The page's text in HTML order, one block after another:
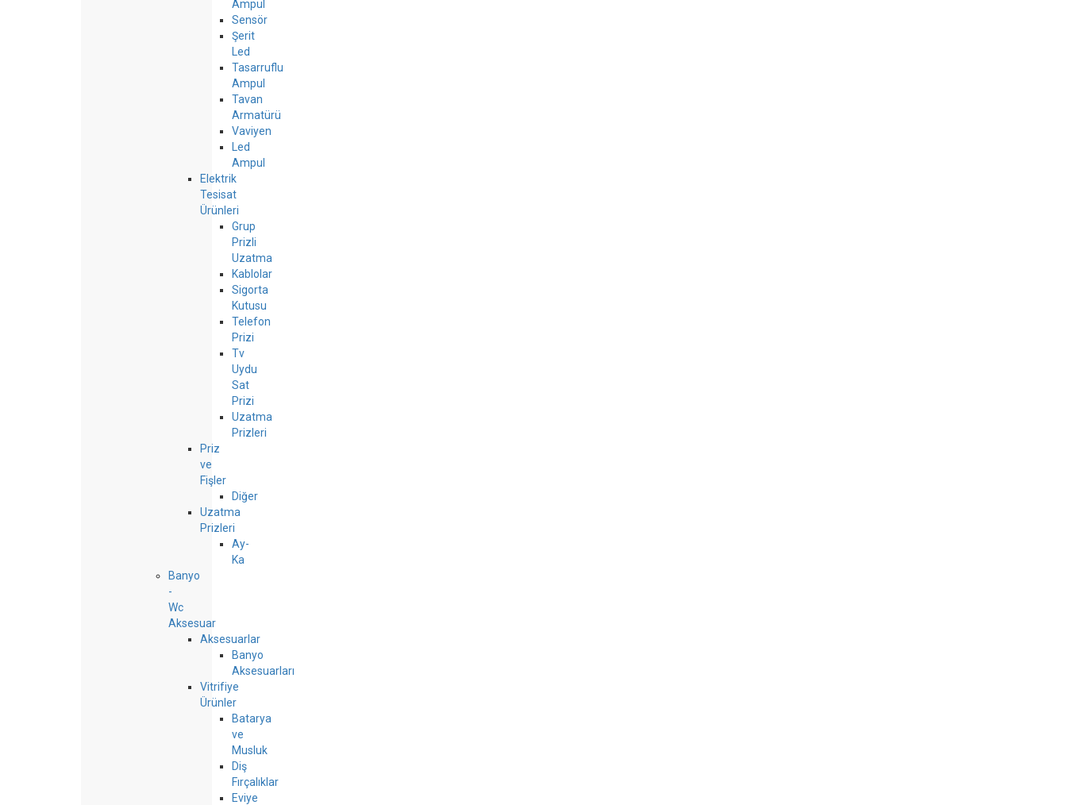
Ampul
Sensör
Şerit
Led
Tasarruflu
Ampul
Tavan
Armatürü
Vaviyen
Led
Ampul
Elektrik
Tesisat
Ürünleri
Grup
Prizli
Uzatma
Kablolar
Sigorta
Kutusu
Telefon
Prizi
Tv
Uydu
Sat
Prizi
Uzatma
Prizleri
Priz
ve
Fişler
Diğer
Uzatma
Prizleri
Ay-
Ka
Banyo
-
Wc
Aksesuar
Aksesuarlar
Banyo
Aksesuarları
Vitrifiye
Ürünler
Batarya
ve
Musluk
Diş
Fırçalıklar
Eviye